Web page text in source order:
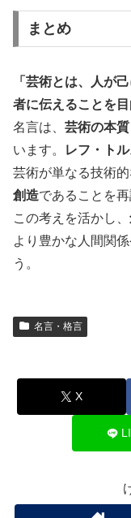
まとめ
「芸術とは、人が
者に伝えることを
名言は、 芸術の本
います。
レフ・ト
芸術が単なる技術的
創造であることを
この考えを活かし、
より豊かな人間関
う。
名言・格言
X